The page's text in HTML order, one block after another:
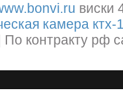
виски
камера ктх-
По контракту рф